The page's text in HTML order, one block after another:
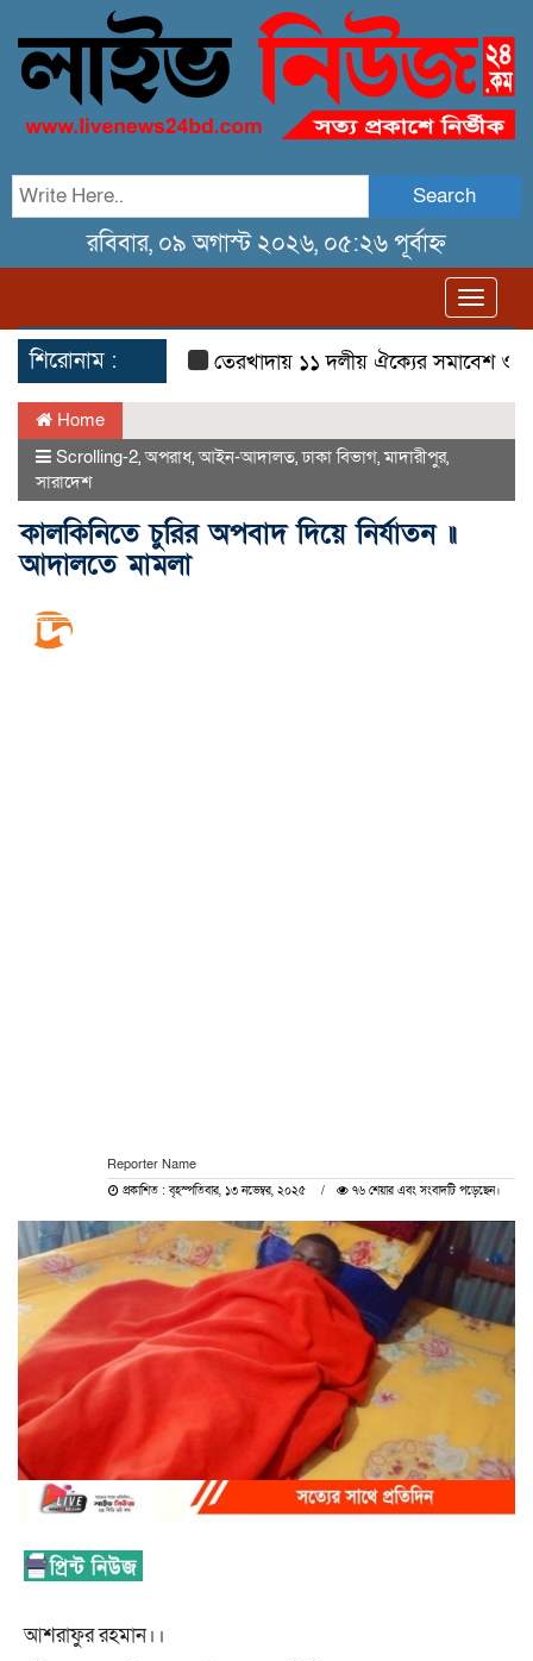
Search
রবিবার, ০৯ অগাস্ট ২০২৬, ০৫:২৬ পূর্বাহ্ন
শিরোনাম : তেরখাদায় ১১ দলীয় ঐক্যের সমাবেশ ও গণ
Home
Scrolling-2,অপরাধ,আইন-আদালত,ঢাকা বিভাগ,মাদারীপুর,
সারাদেশ
কালকিনিতে চুরির অপবাদ দিয়ে নির্যাতন ॥
আদালতে মামলা
Reporter Name
প্রকাশিত : বৃহস্পতিবার, ১৩ নভেম্বর, ২০২৫ ৭৬ শেয়ার এবং সংবাদটি পড়েছেন।
আশরাফুর রহমান।।